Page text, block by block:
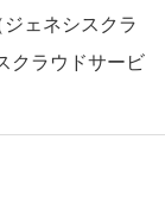
ェネシスクラ
クラウドサービ